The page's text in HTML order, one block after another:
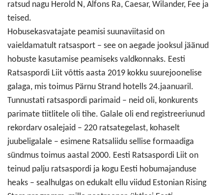
ratsud nagu Herold N, Alfons Ra, Caesar, Wilander, Fee ja
teised.
Hobusekasvatajate peamisi suunaviitasid on
vaieldamatult ratsasport – see on aegade jooksul jäänud
hobuste kasutamise peamiseks valdkonnaks. Eesti
Ratsaspordi Liit võttis aasta 2019 kokku suurejoonelise
galaga, mis toimus Pärnu Strand hotells 24.jaanuaril.
Tunnustati ratsaspordi parimaid – neid oli, konkurents
parimate tiitlitele oli tihe. Galale oli end registreeriunud
rekordarv osalejaid – 220 ratsategelast, kohaselt
juubeligalale – esimene Ratsaliidu sellise formaadiga
sündmus toimus aastal 2000. Eesti Ratsaspordi Liit on
teinud palju ratsaspordi ja kogu Eesti hobumajanduse
heaks – sealhulgas on edukalt ellu viidud Estonian Rising